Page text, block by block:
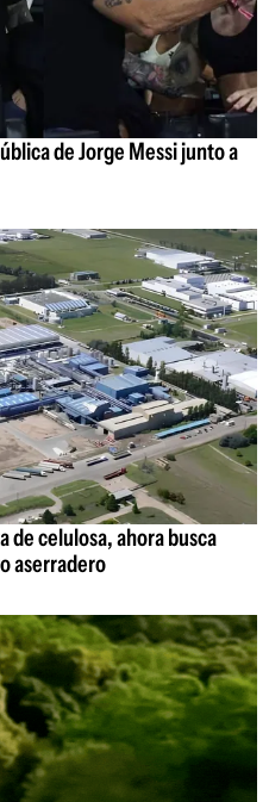
de Jorge Messi junto a
de celulosa, ahora busca
aserradero